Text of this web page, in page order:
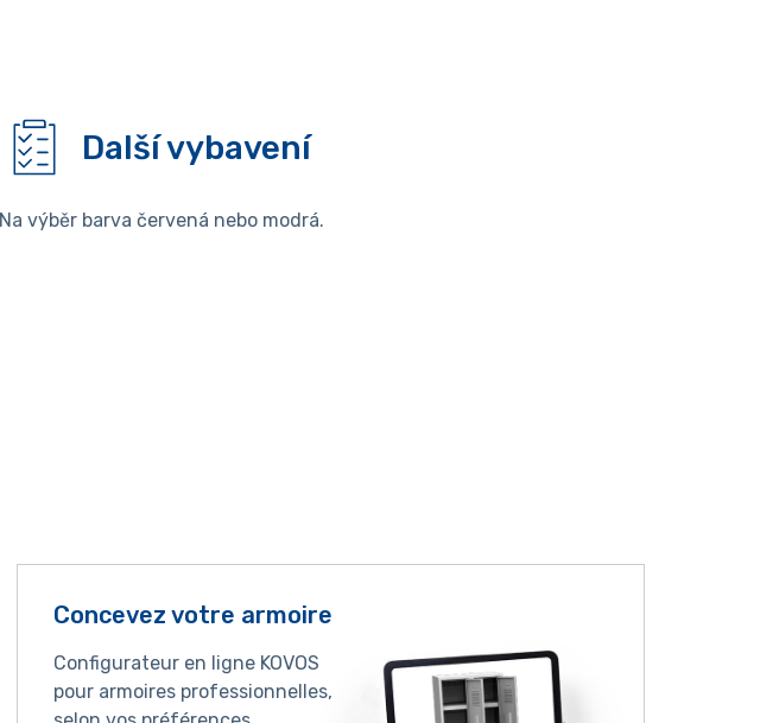
Další vybavení
Na výběr barva červená nebo modrá.
Concevez votre armoire
Configurateur en ligne KOVOS
pour armoires professionnelles,